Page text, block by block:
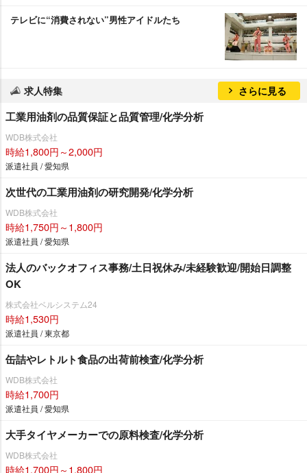
テレビに“消費されない”男性アイドルたち
求人特集 さらに見る
工業用油剤の品質保証と品質管理/化学分析
WDB株式会社
時給1,800円～2,000円
派遣社員 / 愛知県
次世代の工業用油剤の研究開発/化学分析
WDB株式会社
時給1,750円～1,800円
派遣社員 / 愛知県
法人のバックオフィス事務/土日祝休み/未経験歓迎/開始日調整
OK
株式会社ベルシステム24
時給1,530円
派遣社員 / 東京都
缶詰やレトルト食品の出荷前検査/化学分析
WDB株式会社
時給1,700円
派遣社員 / 愛知県
大手タイヤメーカーでの原料検査/化学分析
WDB株式会社
時給1,700円～1,800円